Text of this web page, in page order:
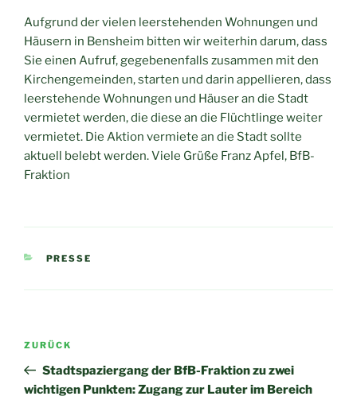
Aufgrund der vielen leerstehenden Wohnungen und
Häusern in Bensheim bitten wir weiterhin darum, dass
Sie einen Aufruf, gegebenenfalls zusammen mit den
Kirchengemeinden, starten und darin appellieren, dass
leerstehende Wohnungen und Häuser an die Stadt
vermietet werden, die diese an die Flüchtlinge weiter
vermietet. Die Aktion vermiete an die Stadt sollte
aktuell belebt werden. Viele Grüße Franz Apfel, BfB-
Fraktion
KATEGORIEN
PRESSE
Beitragsnavigation
Vorheriger
Beitrag
ZURÜCK
Stadtspaziergang der BfB-Fraktion zu zwei
wichtigen Punkten: Zugang zur Lauter im Bereich